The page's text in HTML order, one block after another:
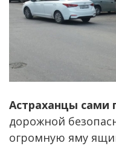
Астраханцы сами
дорожной
огромную яму